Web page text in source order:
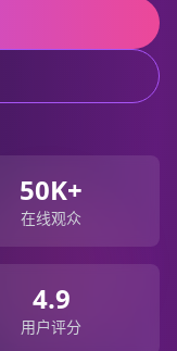
50K+
在线观众
4.9
用户评分